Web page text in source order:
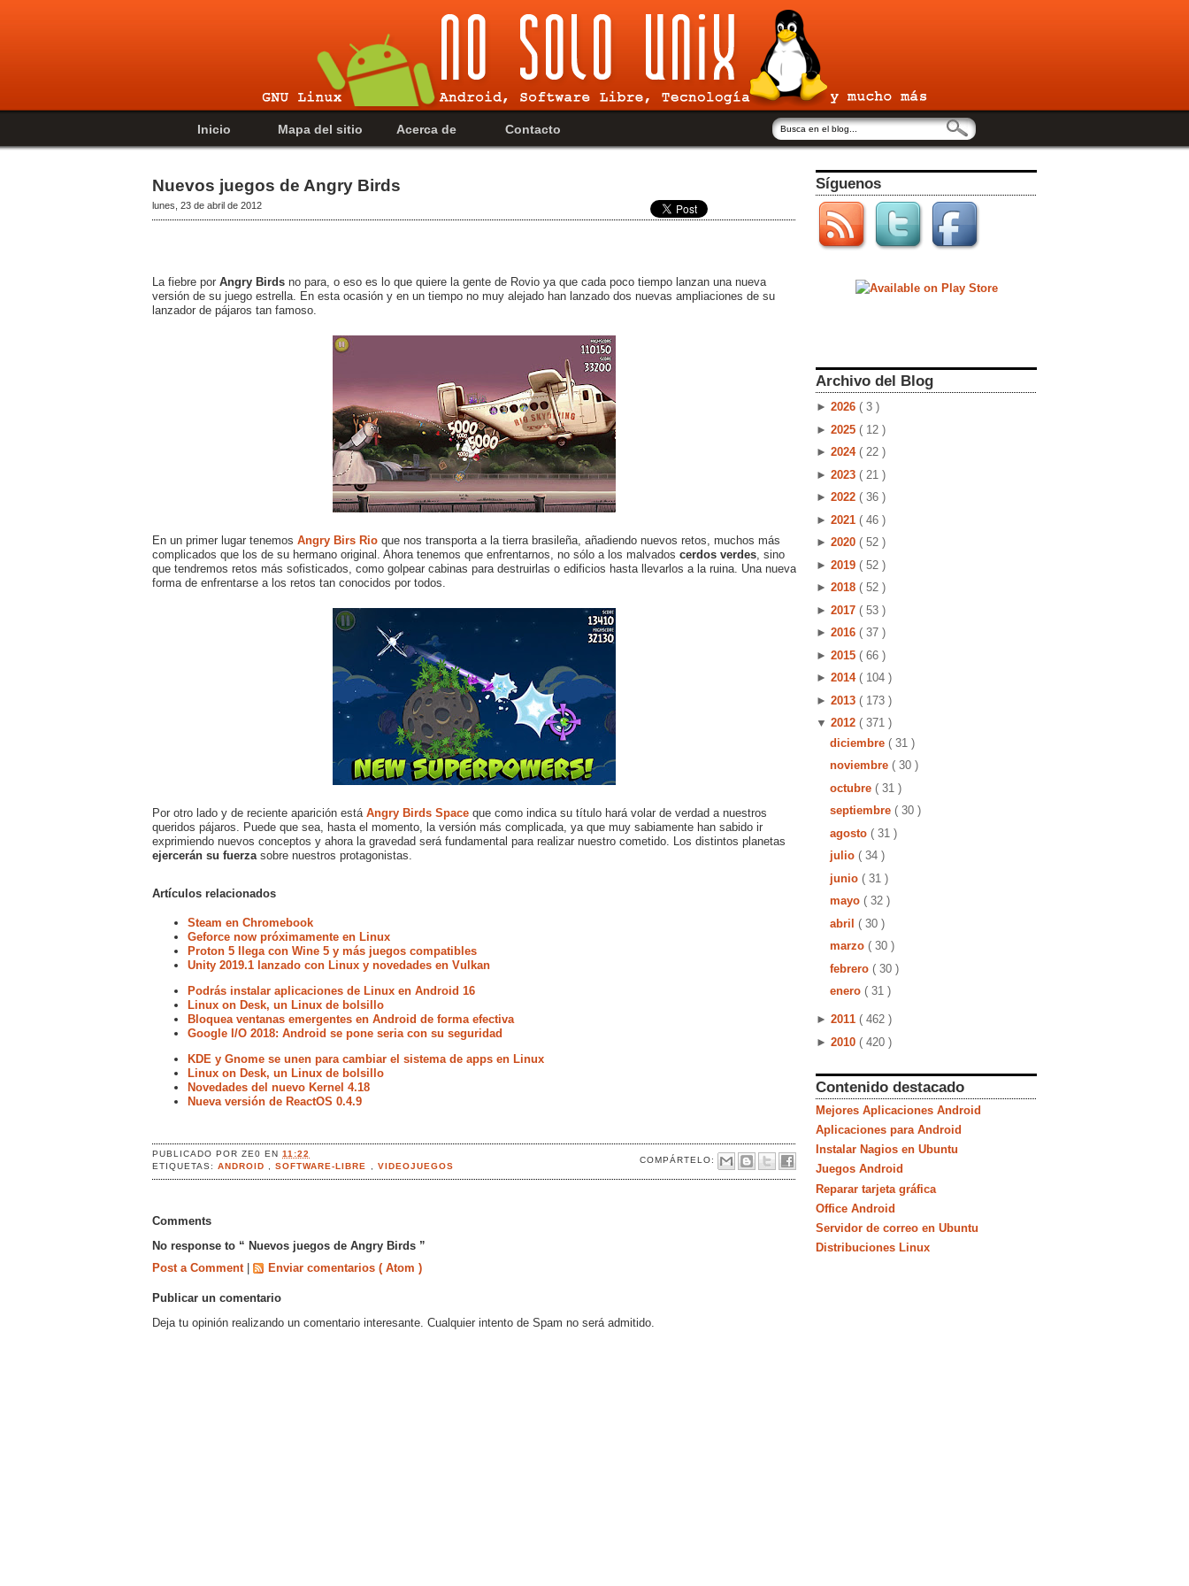
Inicio Mapa del sitio Acerca de Contacto
Nuevos juegos de Angry Birds
lunes, 23 de abril de 2012
La fiebre por Angry Birds no para, o eso es lo que quiere la gente de Rovio ya que cada poco tiempo lanzan una nueva
versión de su juego estrella. En esta ocasión y en un tiempo no muy alejado han lanzado dos nuevas ampliaciones de su
lanzador de pájaros tan famoso.
En un primer lugar tenemos Angry Birs Rio que nos transporta a la tierra brasileña, añadiendo nuevos retos, muchos más
complicados que los de su hermano original. Ahora tenemos que enfrentarnos, no sólo a los malvados cerdos verdes , sino
que tendremos retos más sofisticados, como golpear cabinas para destruirlas o edificios hasta llevarlos a la ruina. Una nueva
forma de enfrentarse a los retos tan conocidos por todos.
Por otro lado y de reciente aparición está Angry Birds Space que como indica su título hará volar de verdad a nuestros
queridos pájaros. Puede que sea, hasta el momento, la versión más complicada, ya que muy sabiamente han sabido ir
exprimiendo nuevos conceptos y ahora la gravedad será fundamental para realizar nuestro cometido. Los distintos planetas
ejercerán su fuerza sobre nuestros protagonistas.
Artículos relacionados
Steam en Chromebook
Geforce now próximamente en Linux
Proton 5 llega con Wine 5 y más juegos compatibles
Unity 2019.1 lanzado con Linux y novedades en Vulkan
Podrás instalar aplicaciones de Linux en Android 16
Linux on Desk, un Linux de bolsillo
Bloquea ventanas emergentes en Android de forma efectiva
Google I/O 2018: Android se pone seria con su seguridad
KDE y Gnome se unen para cambiar el sistema de apps en Linux
Linux on Desk, un Linux de bolsillo
Novedades del nuevo Kernel 4.18
Nueva versión de ReactOS 0.4.9
PUBLICADO PORZE0EN11:22
COMPÁRTELO:
ETIQUETAS:ANDROID ,SOFTWARE-LIBRE VIDEOJUEGOS
Comments
No response to “ Nuevos juegos de Angry Birds ”
Post a Comment
Enviar comentarios ( Atom )
Publicar un comentario
Deja tu opinión realizando un comentario interesante. Cualquier intento de Spam no será admitido.
Síguenos
Archivo del Blog
► 2026 ( 3 )
► 2025 ( 12 )
► 2024 ( 22 )
► 2023 ( 21 )
► 2022 ( 36 )
► 2021 ( 46 )
► 2020 ( 52 )
► 2019 ( 52 )
► 2018 ( 52 )
► 2017 ( 53 )
► 2016 ( 37 )
► 2015 ( 66 )
► 2014 ( 104 )
► 2013 ( 173 )
▼ 2012 ( 371 )
diciembre ( 31 )
noviembre ( 30 )
octubre ( 31 )
septiembre ( 30 )
agosto ( 31 )
julio ( 34 )
junio ( 31 )
mayo ( 32 )
abril ( 30 )
marzo ( 30 )
febrero ( 30 )
enero ( 31 )
► 2011 ( 462 )
► 2010 ( 420 )
Contenido destacado
Mejores Aplicaciones Android
Aplicaciones para Android
Instalar Nagios en Ubuntu
Juegos Android
Reparar tarjeta gráfica
Office Android
Servidor de correo en Ubuntu
Distribuciones Linux